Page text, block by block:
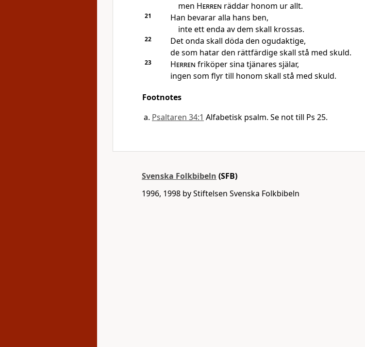
men Herren räddar honom ur allt.
21
Han bevarar alla hans ben,
inte ett enda av dem skall krossas.
22
Det onda skall döda den ogudaktige,
de som hatar den rättfärdige skall stå med skuld.
23 Herren friköper sina tjänares själar,
ingen som flyr till honom skall stå med skuld.
Footnotes
Psaltaren 34:1 Alfabetisk psalm. Se not till Ps 25.
Svenska Folkbibeln (SFB)
1996, 1998 by Stiftelsen Svenska Folkbibeln